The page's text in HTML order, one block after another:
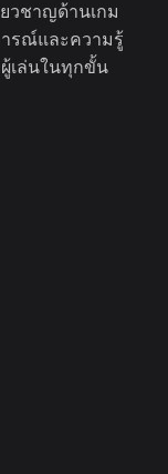
วชาญด้านเกม
รณ์และความรู้
เล่นในทุกขั้น